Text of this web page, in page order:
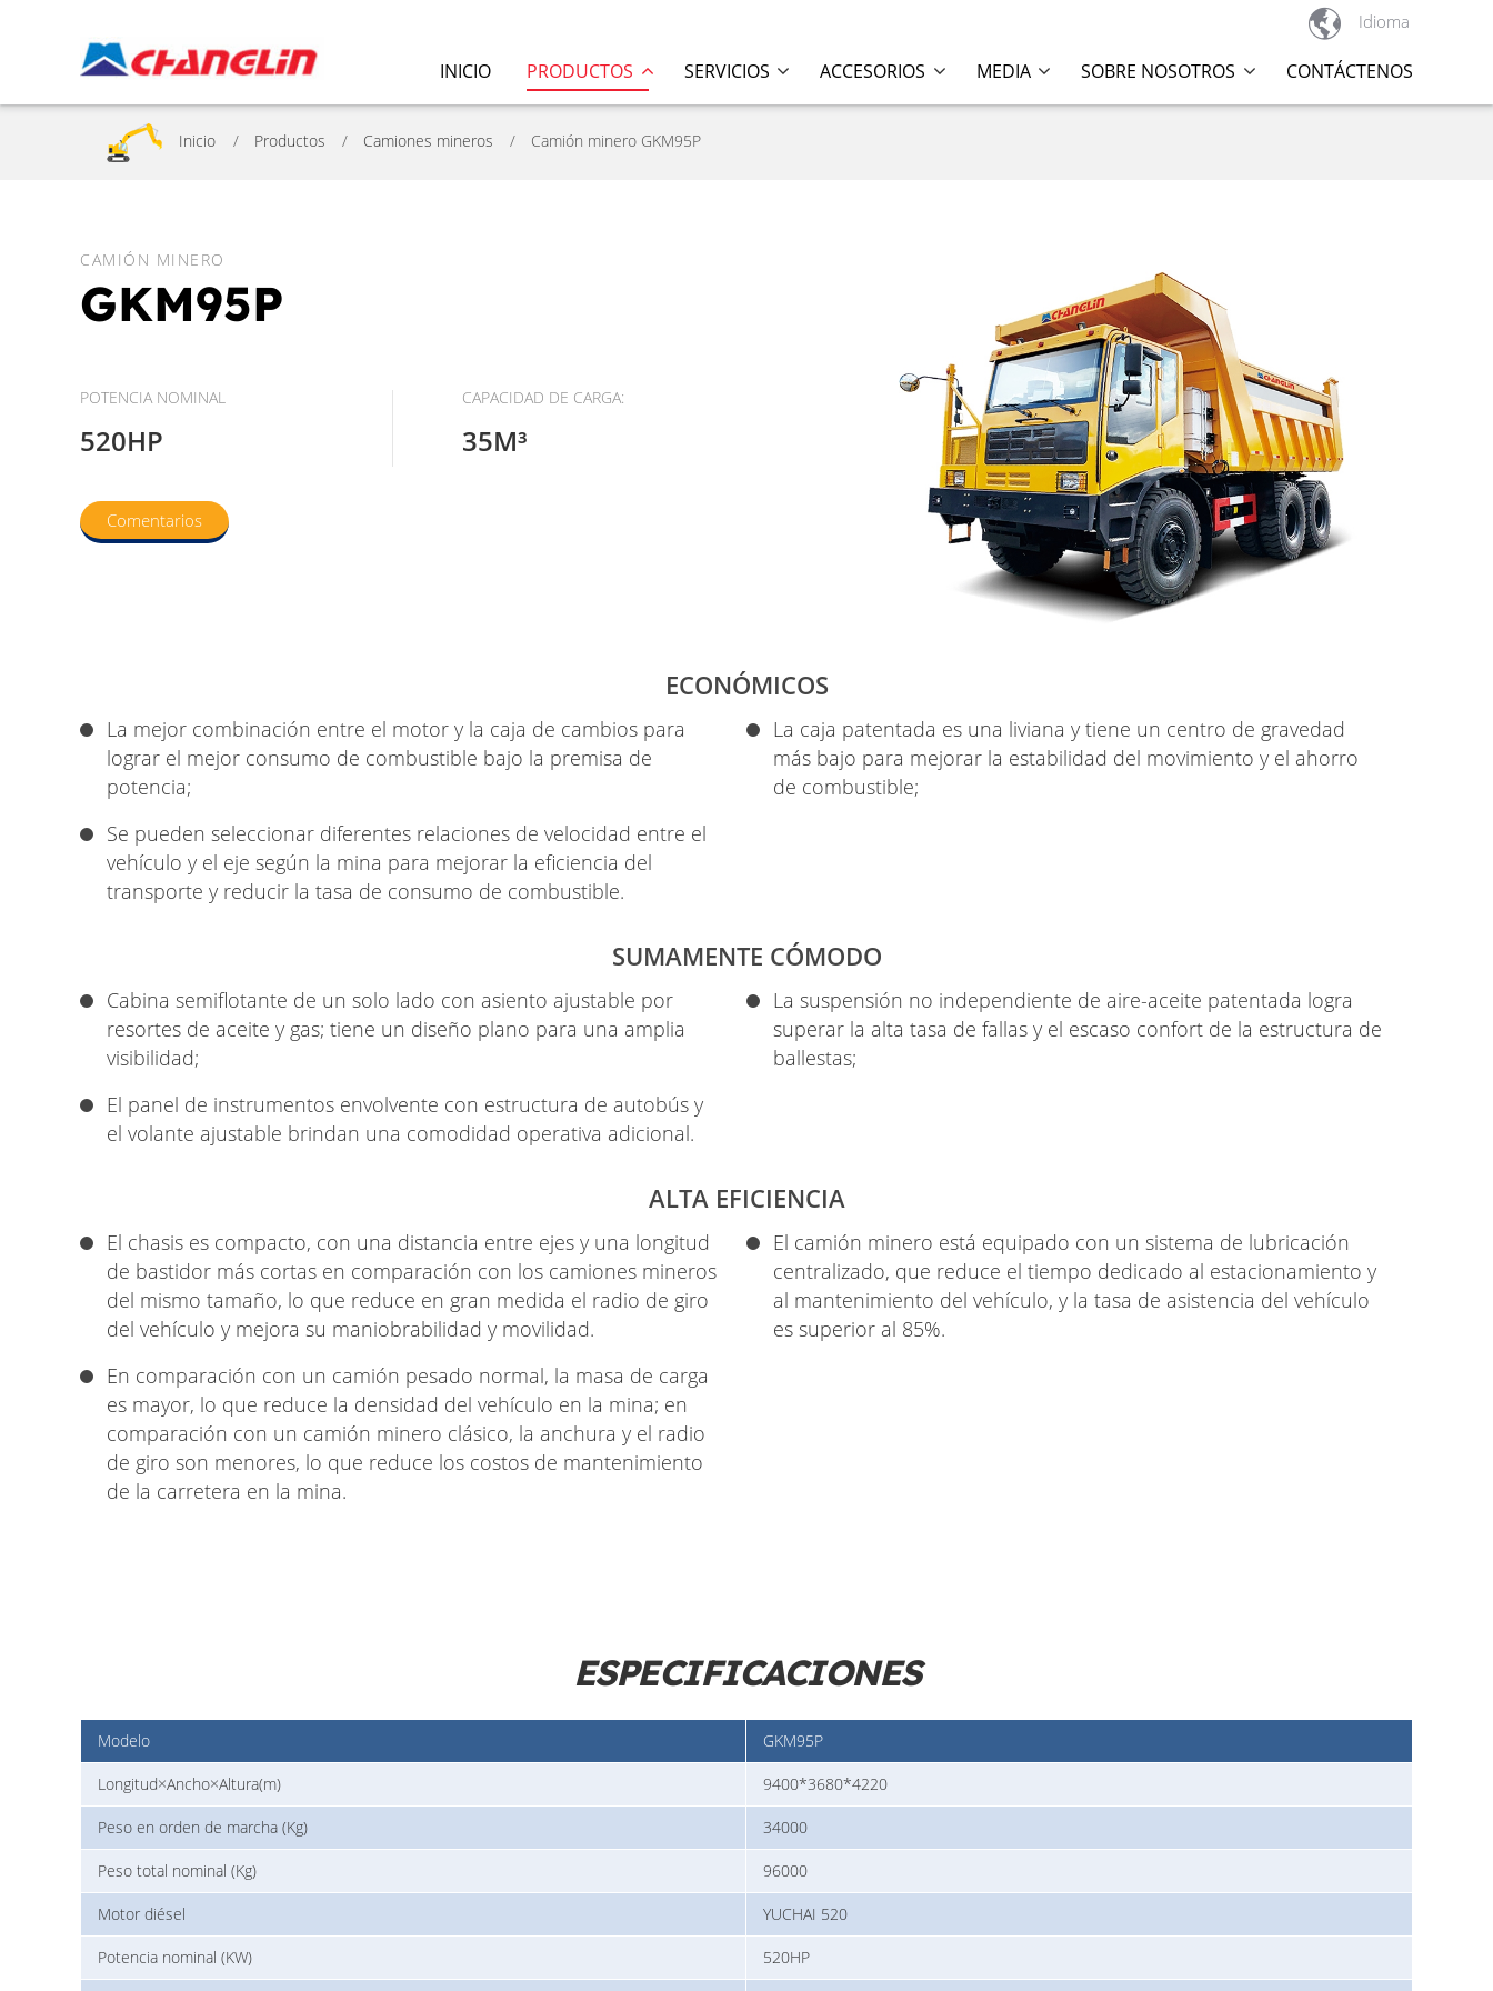
 Idioma
INICIO PRODUCTOS SERVICIOS ACCESORIOS MEDIA SOBRE NOSOTROS CONTÁCTENOS
Inicio Productos Camiones mineros Camión minero GKM95P
CAMIÓN MINERO
GKM95P
POTENCIA NOMINAL
520HP
CAPACIDAD DE CARGA:
35M³
Comentarios
ECONÓMICOS
La mejor combinación entre el motor y la caja de cambios para
lograr el mejor consumo de combustible bajo la premisa de
potencia;
La caja patentada es una liviana y tiene un centro de gravedad
más bajo para mejorar la estabilidad del movimiento y el ahorro
de combustible;
Se pueden seleccionar diferentes relaciones de velocidad entre el
vehículo y el eje según la mina para mejorar la eficiencia del
transporte y reducir la tasa de consumo de combustible.
SUMAMENTE CÓMODO
Cabina semiflotante de un solo lado con asiento ajustable por
resortes de aceite y gas; tiene un diseño plano para una amplia
visibilidad;
La suspensión no independiente de aire-aceite patentada logra
superar la alta tasa de fallas y el escaso confort de la estructura de
ballestas;
El panel de instrumentos envolvente con estructura de autobús y
el volante ajustable brindan una comodidad operativa adicional.
ALTA EFICIENCIA
El chasis es compacto, con una distancia entre ejes y una longitud
de bastidor más cortas en comparación con los camiones mineros
del mismo tamaño, lo que reduce en gran medida el radio de giro
del vehículo y mejora su maniobrabilidad y movilidad.
El camión minero está equipado con un sistema de lubricación
centralizado, que reduce el tiempo dedicado al estacionamiento y
al mantenimiento del vehículo, y la tasa de asistencia del vehículo
es superior al 85%.
En comparación con un camión pesado normal, la masa de carga
es mayor, lo que reduce la densidad del vehículo en la mina; en
comparación con un camión minero clásico, la anchura y el radio
de giro son menores, lo que reduce los costos de mantenimiento
de la carretera en la mina.
ESPECIFICACIONES
Modelo GKM95P
Longitud×Ancho×Altura(m) 9400*3680*4220
Peso en orden de marcha (Kg) 34000
Peso total nominal (Kg) 96000
Motor diésel YUCHAI 520
Potencia nominal (KW) 520HP